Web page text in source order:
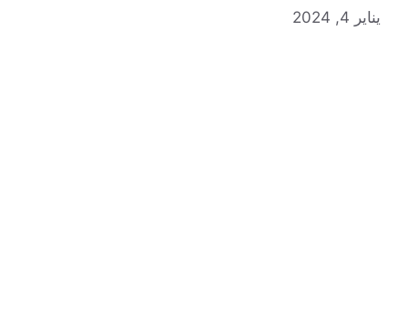
يناير 4, 2024